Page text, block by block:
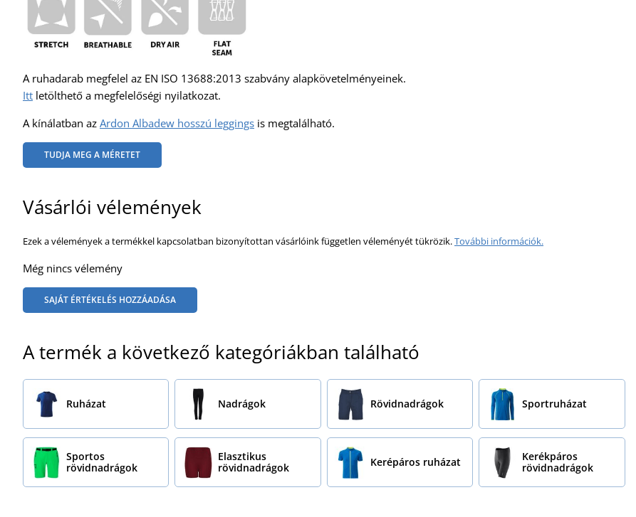
A ruhadarab megfelel az EN ISO 13688:2013 szabvány alapkövetelményeinek.
Itt letölthető a megfelelőségi nyilatkozat.
A kínálatban az Ardon Albadew hosszú leggings is megtalálható.
TUDJA MEG A MÉRETET
Vásárlói vélemények
Ezek a vélemények a termékkel kapcsolatban bizonyítottan vásárlóink független véleményét tükrözik.További információk.
Még nincs vélemény
SAJÁT ÉRTÉKELÉS HOZZÁADÁSA
A termék a következő kategóriákban található
Ruházat Nadrágok Rövidnadrágok Sportruházat
Sportos
rövidnadrágok
Elasztikus
rövidnadrágok
Kerépáros ruházat
Kerékpáros
rövidnadrágok